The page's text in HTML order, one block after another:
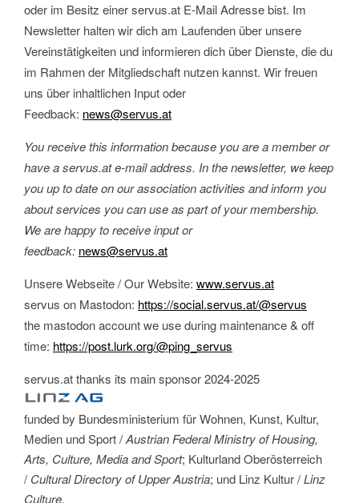
oder im Besitz einer servus.at E-Mail Adresse bist. Im
Newsletter halten wir dich am Laufenden über unsere
Vereinstätigkeiten und informieren dich über Dienste, die du
im Rahmen der Mitgliedschaft nutzen kannst. Wir freuen
uns über inhaltlichen Input oder
Feedback: news@servus.at
You receive this information because you are a member or
have a servus.at e-mail address. In the newsletter, we keep
you up to date on our association activities and inform you
about services you can use as part of your membership.
We are happy to receive input or
feedback: news@servus.at
Unsere Webseite / Our Website: www.servus.at
servus on Mastodon: https://social.servus.at/@servus
the mastodon account we use during maintenance & off
time: https://post.lurk.org/@ping_servus
servus.at thanks its main sponsor 2024-2025
funded by Bundesministerium für Wohnen, Kunst, Kultur,
Medien und Sport /Austrian Federal Ministry of Housing,
Arts, Culture, Media and Sport; Kulturland Oberösterreich
/ Cultural Directory of Upper Austria; und Linz Kultur /Linz
Culture.